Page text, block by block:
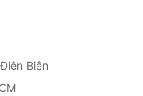
Điện Biên